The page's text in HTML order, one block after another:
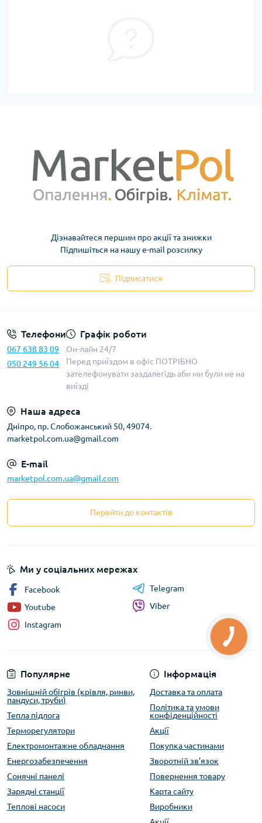
Дізнавайтеся першим про акції та знижки
Підпишіться на нашу e-mail розсилку
Підписатися
Телефони
067 638 83 09
050 249 56 04
Графік роботи
Он-лайн 24/7
Перед приїздом в офіс ПОТРІБНО
зателефонувати заздалегідь аби ми були не на
виїзді
Наша адреса
Дніпро, пр. Слобожанський 50, 49074.
marketpol.com.ua@gmail.com
E-mail
marketpol.com.ua@gmail.com
Перейти до контактів
Популярне
Зовнішній обігрів (крівля, ринви,
пандуси, труби)
Тепла підлога
Терморегулятори
Електромонтажне обладнання
Енергозабезпечення
Сонячні панелі
Зарядні станції
Теплові насоси
Інформація
Доставка та оплата
Політика та умови
конфіденційності
Акції
Покупка частинами
Зворотній зв’язок
Повернення товару
Карта сайту
Виробники
Ми у соціальних мережах
Facebook
Youtube
Instagram
Telegram
Viber